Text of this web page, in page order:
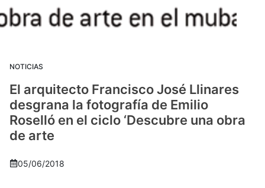
NOTICIAS
El arquitecto Francisco José Llinares
desgrana la fotografía de Emilio
Roselló en el ciclo ‘Descubre una obra
de arte
05/06/2018